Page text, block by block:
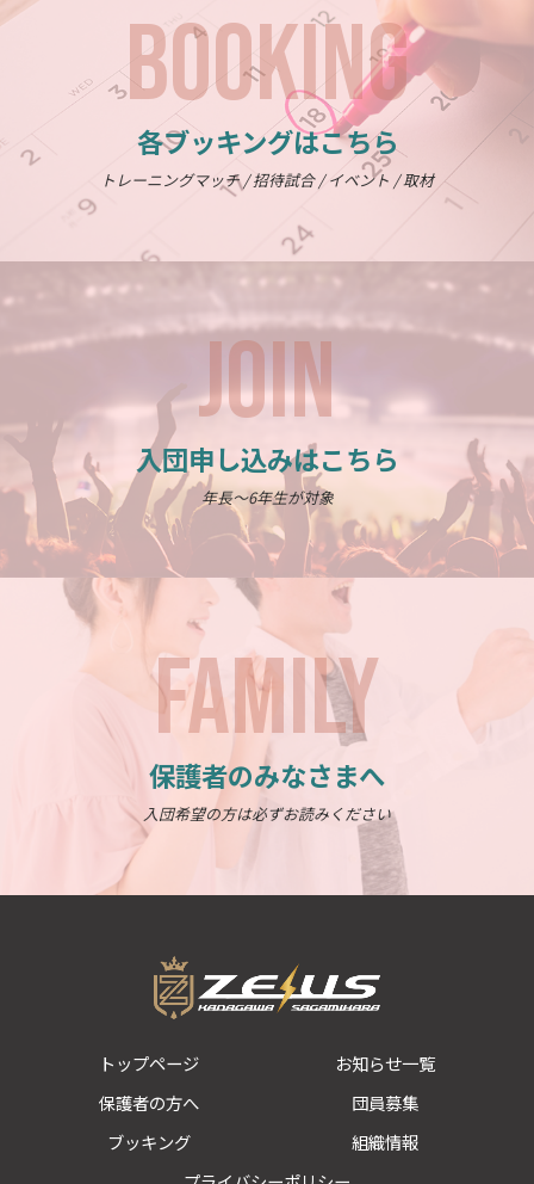
BOOKING
各ブッキングはこちら
トレーニングマッチ / 招待試合 / イベント / 取材
JOIN
入団申し込みはこちら
年長～6年生が対象
FAMILY
保護者のみなさまへ
入団希望の方は必ずお読みください
トップページ
お知らせ一覧
保護者の方へ
団員募集
ブッキング
組織情報